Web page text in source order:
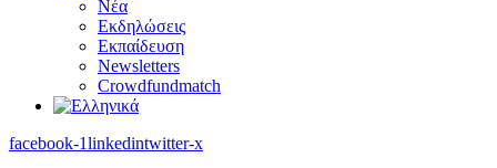
Νέα
Εκδηλώσεις
Εκπαίδευση
Newsletters
Crowdfundmatch
facebook-1linkedintwitter-x